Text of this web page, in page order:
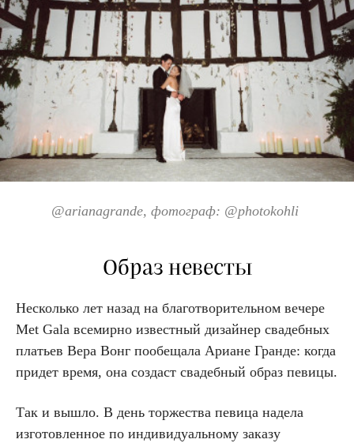
@arianagrande, фотограф: @photokohli
Образ невесты
Несколько лет назад на благотворительном вечере
Met Gala всемирно известный дизайнер свадебных
платьев Вера Вонг пообещала Ариане Гранде: когда
придет время, она создаст свадебный образ певицы.
Так и вышло. В день торжества певица надела
изготовленное по индивидуальному заказу